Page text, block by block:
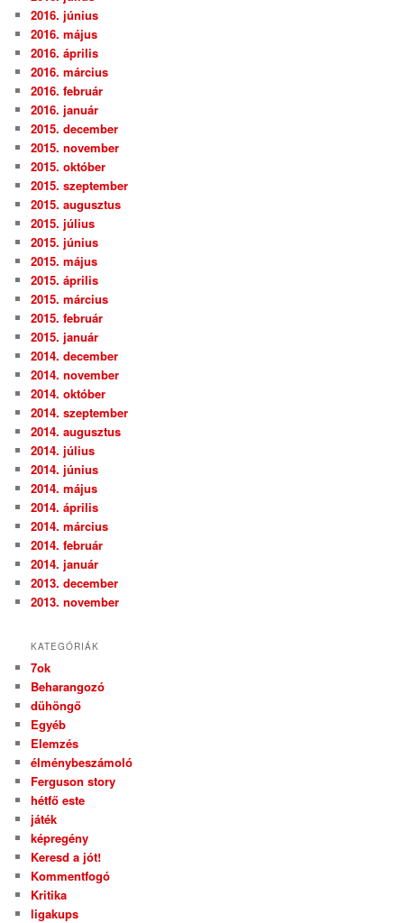
2016. június
2016. május
2016. április
2016. március
2016. február
2016. január
2015. december
2015. november
2015. október
2015. szeptember
2015. augusztus
2015. július
2015. június
2015. május
2015. április
2015. március
2015. február
2015. január
2014. december
2014. november
2014. október
2014. szeptember
2014. augusztus
2014. július
2014. június
2014. május
2014. április
2014. március
2014. február
2014. január
2013. december
2013. november
KATEGÓRIÁK
7ok
Beharangozó
dühöngő
Egyéb
Elemzés
élménybeszámoló
Ferguson story
hétfő este
játék
képregény
Keresd a jót!
Kommentfogó
Kritika
ligakups